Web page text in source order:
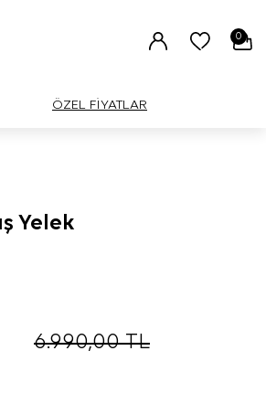
0
ÖZEL FİYATLAR
Yelek
6.990,00TL